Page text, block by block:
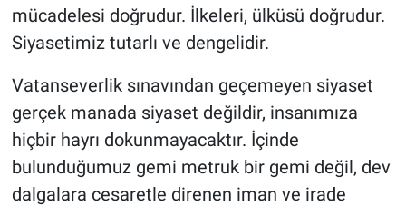
mücadelesi doğrudur. İlkeleri, ülküsü doğrudur.
Siyasetimiz tutarlı ve dengelidir.
Vatanseverlik sınavından geçemeyen siyaset
gerçek manada siyaset değildir, insanımıza
hiçbir hayrı dokunmayacaktır. İçinde
bulunduğumuz gemi metruk bir gemi değil, dev
dalgalara cesaretle direnen iman ve irade